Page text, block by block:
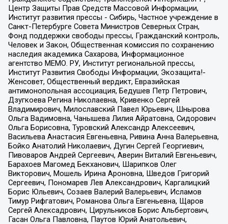
Центр Защиты Прав Средств Массовой Информации,
Институт развития прессы - Сибирь, Частное учреждение в
Санкт-Петербурге Совета Министров Северных Стран,
Фонд поддержки свободы прессы, Гражданский контроль,
Человек и Закон, Общественная комиссия по сохранению
наследия академика Сахарова, Информационное
агентство МЕМО. РУ, Институт региональной прессы,
Институт Развития Свободы Информации, Экозащита!-
Женсовет, Общественный вердикт, Евразийская
антимонопольная ассоциация, Бедушев Петр Петрович,
Дзугкоева Регина Николаевна, Кривенко Сергей
Владимирович, Милославский Павел Юрьевич, Шнырова
Ольга Вадимовна, Чанышева Лилия Айратовна, Сидорович
Ольга Борисовна, Туровский Александр Алексеевич,
Васильева Анастасия Евгеньевна, Ривина Анна Валерьевна,
Бойко Анатолий Николаевич, Дугин Сергей Георгиевич,
Пивоваров Андрей Сергеевич, Аверин Виталий Евгеньевич,
Барахоев Магомед Бекханович, Шарипков Олег
Викторович, Мошель Ирина Ароновна, Шведов Григорий
Сергеевич, Пономарев Лев Александрович, Каргалицкий
Борис Юльевич, Созаев Валерий Валерьевич, Исламов
Тимур Рифгатович, Романова Ольга Евгеньевна, Щаров
Сергей Алексадрович, Цирульников Борис Альбертович,
Гасан Ольга Павловна, Паутов Юрий Анатольевич,